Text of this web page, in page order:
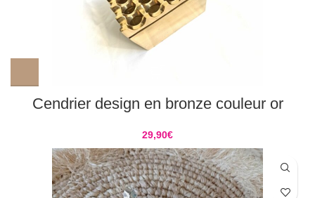
Cendrier design en bronze couleur or
29,90€